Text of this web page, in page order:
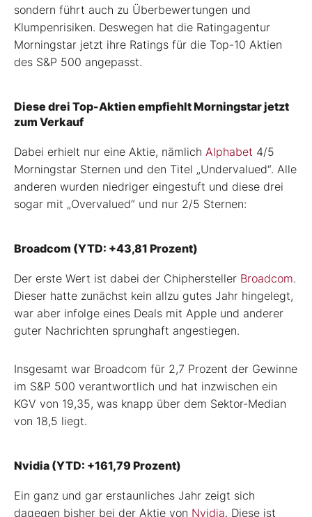
sondern führt auch zu Überbewertungen und
Klumpenrisiken. Deswegen hat die Ratingagentur
Morningstar jetzt ihre Ratings für die Top-10 Aktien
des S&P 500 angepasst.
Diese drei Top-Aktien empfiehlt Morningstar jetzt
zum Verkauf
Dabei erhielt nur eine Aktie, nämlich Alphabet 4/5
Morningstar Sternen und den Titel „Undervalued“. Alle
anderen wurden niedriger eingestuft und diese drei
sogar mit „Overvalued“ und nur 2/5 Sternen:
Broadcom (YTD: +43,81 Prozent)
Der erste Wert ist dabei der Chiphersteller Broadcom.
Dieser hatte zunächst kein allzu gutes Jahr hingelegt,
war aber infolge eines Deals mit Apple und anderer
guter Nachrichten sprunghaft angestiegen.
Insgesamt war Broadcom für 2,7 Prozent der Gewinne
im S&P 500 verantwortlich und hat inzwischen ein
KGV von 19,35, was knapp über dem Sektor-Median
von 18,5 liegt.
Nvidia (YTD: +161,79 Prozent)
Ein ganz und gar erstaunliches Jahr zeigt sich
dagegen bisher bei der Aktie von Nvidia. Diese ist